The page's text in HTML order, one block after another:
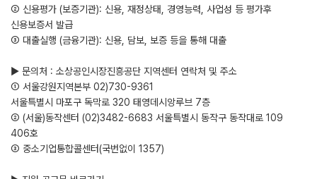
② 신용평가 (보증기관): 신용, 재정상태, 경영능력, 사업성 등 평가후
신용보증서 발급
③ 대출실행 (금융기관): 신용, 담보, 보증 등을 통해 대출
▶ 문의처 : 소상공인시장진흥공단 지역센터 연락처 및 주소
① 서울강원지역본부 02)730-9361
서울특별시 마포구 독막로 320 태영데시앙루브 7층
② (서울)동작센터 (02)3482-6683 서울특별시 동작구 동작대로 109
406호
③ 중소기업통합콜센터(국번없이 1357)